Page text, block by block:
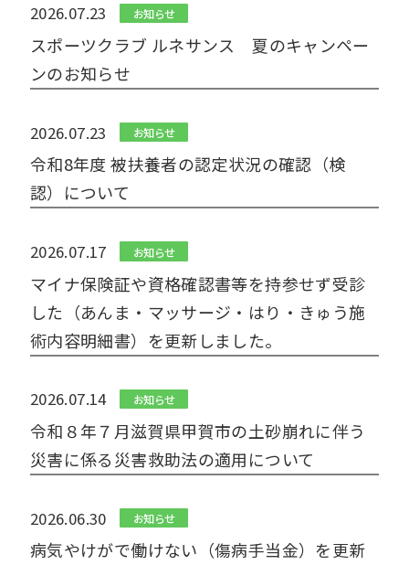
2026.07.23 お知らせ
スポーツクラブ ルネサンス 夏のキャンペー
ンのお知らせ
2026.07.23 お知らせ
令和8年度 被扶養者の認定状況の確認（検
認）について
2026.07.17 お知らせ
マイナ保険証や資格確認書等を持参せず受診
した（あんま・マッサージ・はり・きゅう施
術内容明細書）を更新しました。
2026.07.14 お知らせ
令和８年７月滋賀県甲賀市の土砂崩れに伴う
災害に係る災害救助法の適用について
2026.06.30 お知らせ
病気やけがで働けない（傷病手当金）を更新